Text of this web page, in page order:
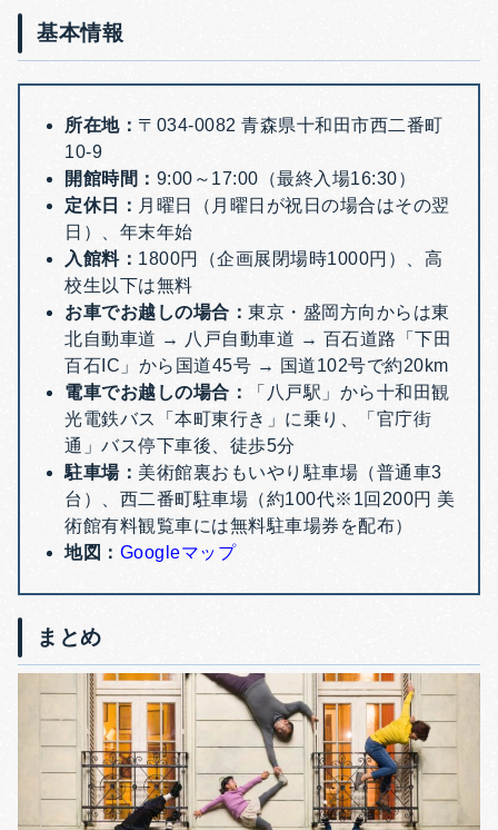
基本情報
所在地： 〒034-0082 青森県十和田市西二番町
10-9
開館時間： 9:00～17:00（最終入場16:30）
定休日： 月曜日（月曜日が祝日の場合はその翌
日）、年末年始
入館料： 1800円（企画展閉場時1000円）、高
校生以下は無料
お車でお越しの場合： 東京・盛岡方向からは東
北自動車道 → 八戸自動車道 → 百石道路「下田
百石IC」から国道45号 → 国道102号で約20km
電車でお越しの場合：
「八戸駅」から十和田観
光電鉄バス「本町東行き」に乗り、「官庁街
通」バス停下車後、徒歩5分
駐車場： 美術館裏おもいやり駐車場（普通車3
台）、西二番町駐車場（約100代※1回200円 美
術館有料観覧車には無料駐車場券を配布）
地図： Googleマップ
まとめ